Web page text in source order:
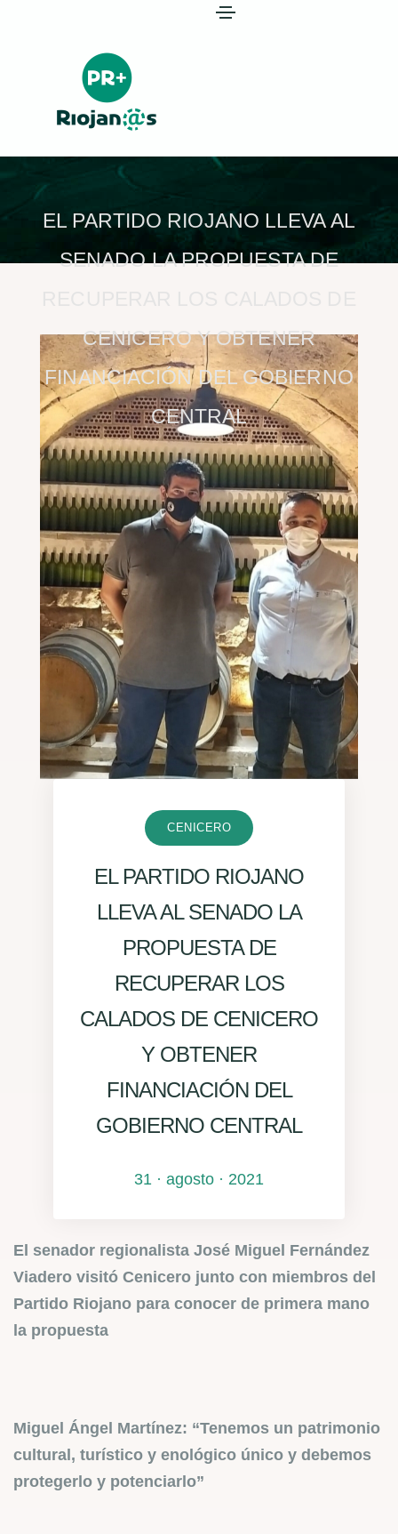
EL PARTIDO RIOJANO LLEVA AL
SENADO LA PROPUESTA DE
CENICERO Y OBTENER
FINANCIACIÓN DEL GOBIERNO
CENTRAL
CENICERO
EL PARTIDO RIOJANO
LLEVA AL SENADO LA
PROPUESTA DE
RECUPERAR LOS
CALADOS DE CENICERO
Y OBTENER
FINANCIACIÓN DEL
GOBIERNO CENTRAL
31 · agosto · 2021
El senador regionalista José Miguel Fernández
Viadero visitó Cenicero junto con miembros del
Partido Riojano para conocer de primera mano
la propuesta
Miguel Ángel Martínez: “Tenemos un patrimonio
cultural, turístico y enológico único y debemos
protegerlo y potenciarlo”